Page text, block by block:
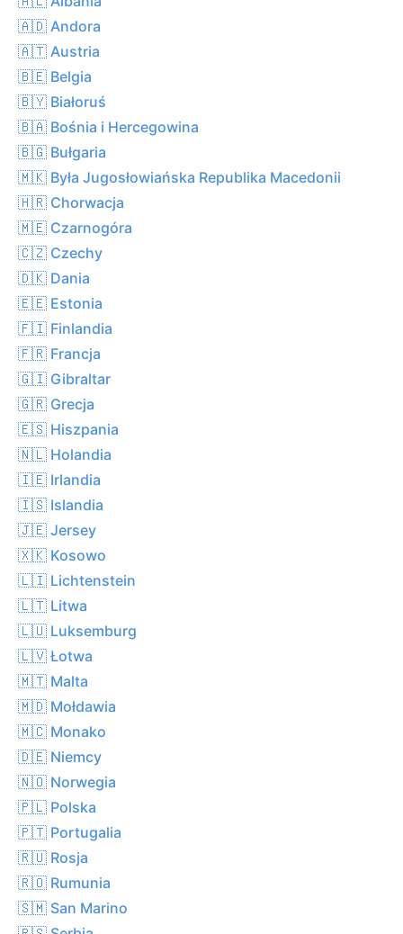
🇦🇩 Andora
🇦🇹 Austria
🇧🇪 Belgia
🇧🇾 Białoruś
🇧🇦 Bośnia i Hercegowina
🇧🇬 Bułgaria
🇲🇰 Była Jugosłowiańska Republika Macedonii
🇭🇷 Chorwacja
🇲🇪 Czarnogóra
🇨🇿 Czechy
🇩🇰 Dania
🇪🇪 Estonia
🇫🇮 Finlandia
🇫🇷 Francja
🇬🇮 Gibraltar
🇬🇷 Grecja
🇪🇸 Hiszpania
🇳🇱 Holandia
🇮🇪 Irlandia
🇮🇸 Islandia
🇯🇪 Jersey
🇽🇰 Kosowo
🇱🇮 Lichtenstein
🇱🇹 Litwa
🇱🇺 Luksemburg
🇱🇻 Łotwa
🇲🇹 Malta
🇲🇩 Mołdawia
🇲🇨 Monako
🇩🇪 Niemcy
🇳🇴 Norwegia
🇵🇱 Polska
🇵🇹 Portugalia
🇷🇺 Rosja
🇷🇴 Rumunia
🇸🇲 San Marino